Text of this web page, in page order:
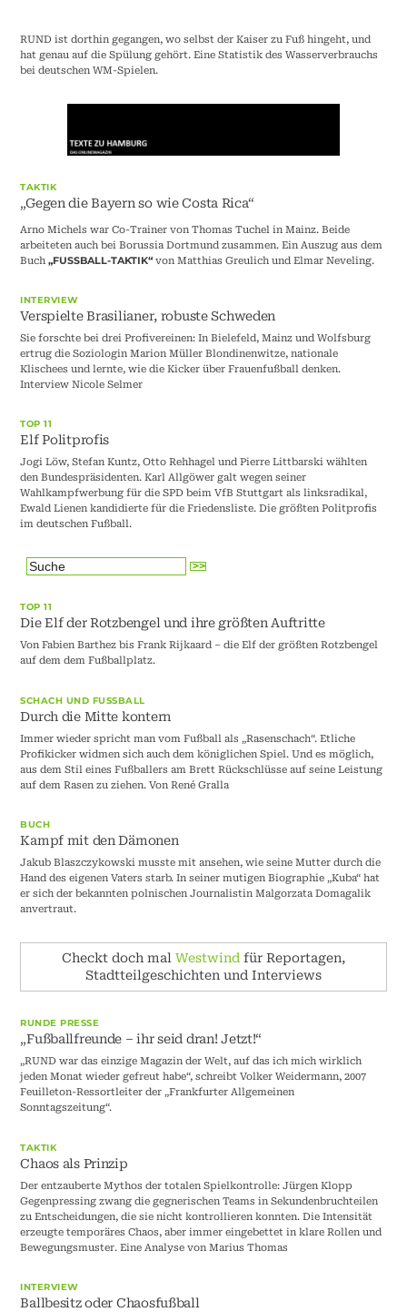
RUND ist dorthin gegangen, wo selbst der Kaiser zu Fuß hingeht, und
hat genau auf die Spülung gehört. Eine Statistik des Wasserverbrauchs
bei deutschen WM-Spielen.
TAKTIK
„Gegen die Bayern so wie Costa Rica“
Arno Michels war Co-Trainer von Thomas Tuchel in Mainz. Beide
arbeiteten auch bei Borussia Dortmund zusammen. Ein Auszug aus dem
Buch„FUSSBALL-TAKTIK“ von Matthias Greulich und Elmar Neveling.
INTERVIEW
Verspielte Brasilianer, robuste Schweden
Sie forschte bei drei Profivereinen: In Bielefeld, Mainz und Wolfsburg
ertrug die Soziologin Marion Müller Blondinenwitze, nationale
Klischees und lernte, wie die Kicker über Frauenfußball denken.
Interview Nicole Selmer
TOP 11
Elf Politprofis
Jogi Löw, Stefan Kuntz, Otto Rehhagel und Pierre Littbarski wählten
den Bundespräsidenten. Karl Allgöwer galt wegen seiner
Wahlkampfwerbung für die SPD beim VfB Stuttgart als linksradikal,
Ewald Lienen kandidierte für die Friedensliste. Die größten Politprofis
im deutschen Fußball.
TOP 11
Die Elf der Rotzbengel und ihre größten Auftritte
Von Fabien Barthez bis Frank Rijkaard – die Elf der größten Rotzbengel
auf dem dem Fußballplatz.
SCHACH UND FUSSBALL
Durch die Mitte kontern
Immer wieder spricht man vom Fußball als „Rasenschach“. Etliche
Profikicker widmen sich auch dem königlichen Spiel. Und es möglich,
aus dem Stil eines Fußballers am Brett Rückschlüsse auf seine Leistung
auf dem Rasen zu ziehen. Von René Gralla
BUCH
Kampf mit den Dämonen
Jakub Blaszczykowski musste mit ansehen, wie seine Mutter durch die
Hand des eigenen Vaters starb. In seiner mutigen Biographie „Kuba“ hat
er sich der bekannten polnischen Journalistin Malgorzata Domagalik
anvertraut.
Checkt doch mal Westwind für Reportagen,
Stadtteilgeschichten und Interviews
RUNDE PRESSE
„Fußballfreunde – ihr seid dran! Jetzt!“
„RUND war das einzige Magazin der Welt, auf das ich mich wirklich
jeden Monat wieder gefreut habe“, schreibt Volker Weidermann, 2007
Feuilleton-Ressortleiter der „Frankfurter Allgemeinen
Sonntagszeitung“.
TAKTIK
Chaos als Prinzip
Der entzauberte Mythos der totalen Spielkontrolle: Jürgen Klopp
Gegenpressing zwang die gegnerischen Teams in Sekundenbruchteilen
zu Entscheidungen, die sie nicht kontrollieren konnten. Die Intensität
erzeugte temporäres Chaos, aber immer eingebettet in klare Rollen und
Bewegungsmuster. Eine Analyse von Marius Thomas
INTERVIEW
Ballbesitz oder Chaosfußball